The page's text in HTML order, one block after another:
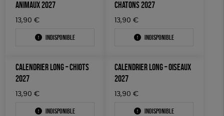
ANIMAUX 2027
13,90 €
Indisponible
CHATONS 2027
13,90 €
Indisponible
CALENDRIER LONG – CHIOTS
2027
13,90 €
Indisponible
CALENDRIER LONG – OISEAUX
2027
13,90 €
Indisponible